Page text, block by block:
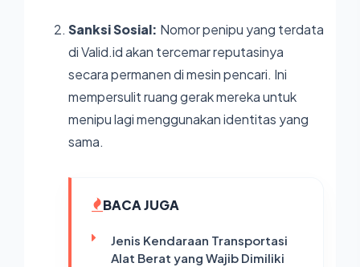
Sanksi Sosial: Nomor penipu yang terdata
di Valid.id akan tercemar reputasinya
secara permanen di mesin pencari. Ini
mempersulit ruang gerak mereka untuk
menipu lagi menggunakan identitas yang
sama.
BACA JUGA
Jenis Kendaraan Transportasi
Alat Berat yang Wajib Dimiliki